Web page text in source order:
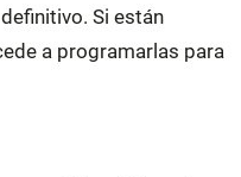
Si están
a programarlas para